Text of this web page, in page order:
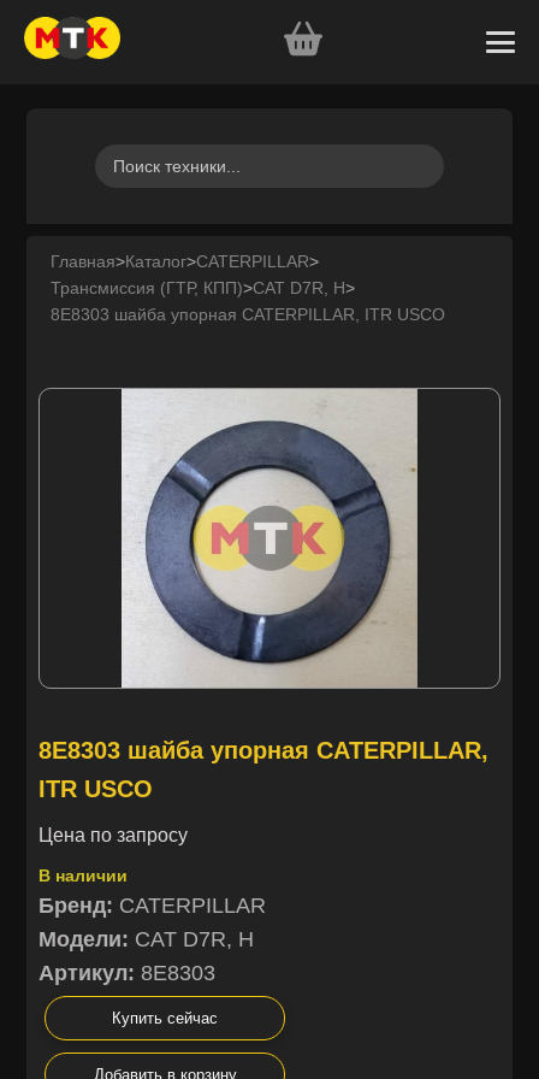
Главная>Каталог>CATERPILLAR>
Трансмиссия (ГТР, КПП)>CAT D7R, H>
8E8303 шайба упорная CATERPILLAR, ITR USCO
8E8303 шайба упорная CATERPILLAR,
ITR USCO
Цена по запросу
В наличии
Бренд: CATERPILLAR
Модели: CAT D7R, H
Артикул: 8E8303
Купить сейчас
Добавить в корзину